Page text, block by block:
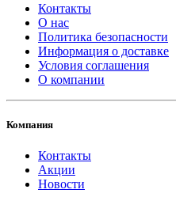
Контакты
О нас
Политика безопасности
Информация о доставке
Условия соглашения
О компании
Компания
Контакты
Акции
Новости